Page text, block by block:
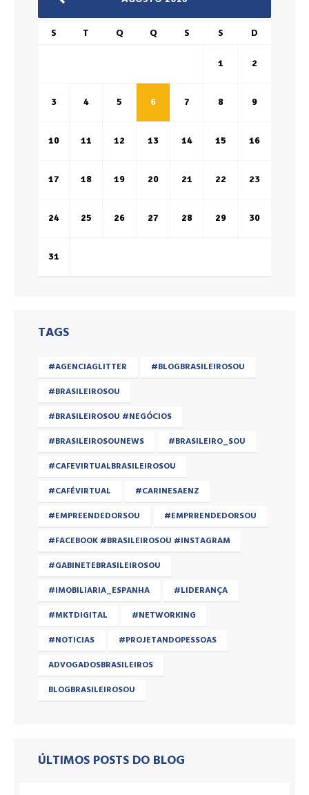
S T Q Q S S D
1 2
3 4 5 6 7 8 9
10 11 12 13 14 15 16
17 18 19 20 21 22 23
24 25 26 27 28 29 30
31
TAGS
#AGENCIAGLITTER
#BLOGBRASILEIROSOU
#BRASILEIROSOU
#BRASILEIROSOU #NEGÓCIOS
#BRASILEIROSOUNEWS
#BRASILEIRO_SOU
#CAFEVIRTUALBRASILEIROSOU
#CAFÉVIRTUAL
#CARINESAENZ
#EMPREENDEDORSOU
#EMPRRENDEDORSOU
#FACEBOOK #BRASILEIROSOU #INSTAGRAM
#GABINETEBRASILEIROSOU
#IMOBILIARIA_ESPANHA
#LIDERANÇA
#MKTDIGITAL
#NETWORKING
#NOTICIAS
#PROJETANDOPESSOAS
ADVOGADOSBRASILEIROS
BLOGBRASILEIROSOU
ÚLTIMOS POSTS DO BLOG